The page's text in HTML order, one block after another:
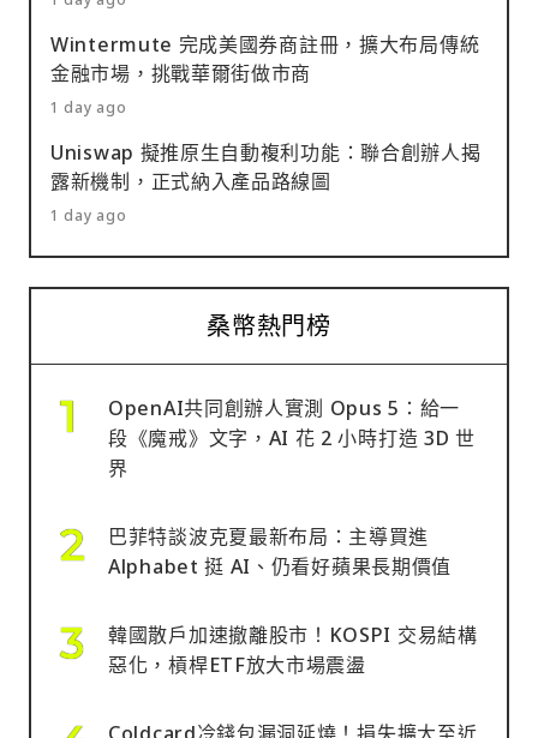
Wintermute 完成美國券商註冊，擴大布局傳統
金融市場，挑戰華爾街做市商
1 day ago
Uniswap 擬推原生自動複利功能：聯合創辦人揭
露新機制，正式納入產品路線圖
1 day ago
桑幣熱門榜
OpenAI共同創辦人實測 Opus 5：給一
段《魔戒》文字，AI 花 2 小時打造 3D 世
界
巴菲特談波克夏最新布局：主導買進
Alphabet 挺 AI、仍看好蘋果長期價值
韓國散戶加速撤離股市！KOSPI 交易結構
惡化，槓桿ETF放大市場震盪
Coldcard冷錢包漏洞延燒！損失擴大至近